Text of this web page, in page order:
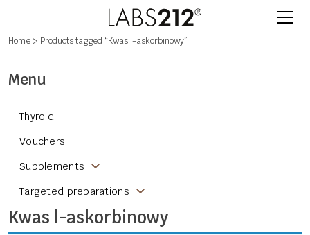
Home > Products tagged “Kwas l-askorbinowy”
Menu
Thyroid
Vouchers
Supplements
Targeted preparations
Kwas l-askorbinowy